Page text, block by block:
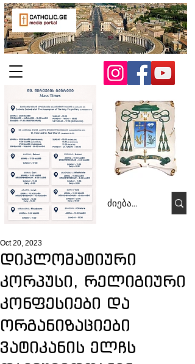
დიპლომატიური
კორპუსი, რელიგიური
კონფესიები და
ორგანიზაციები
ვატიკანის ელჩს
Oct 20, 2023